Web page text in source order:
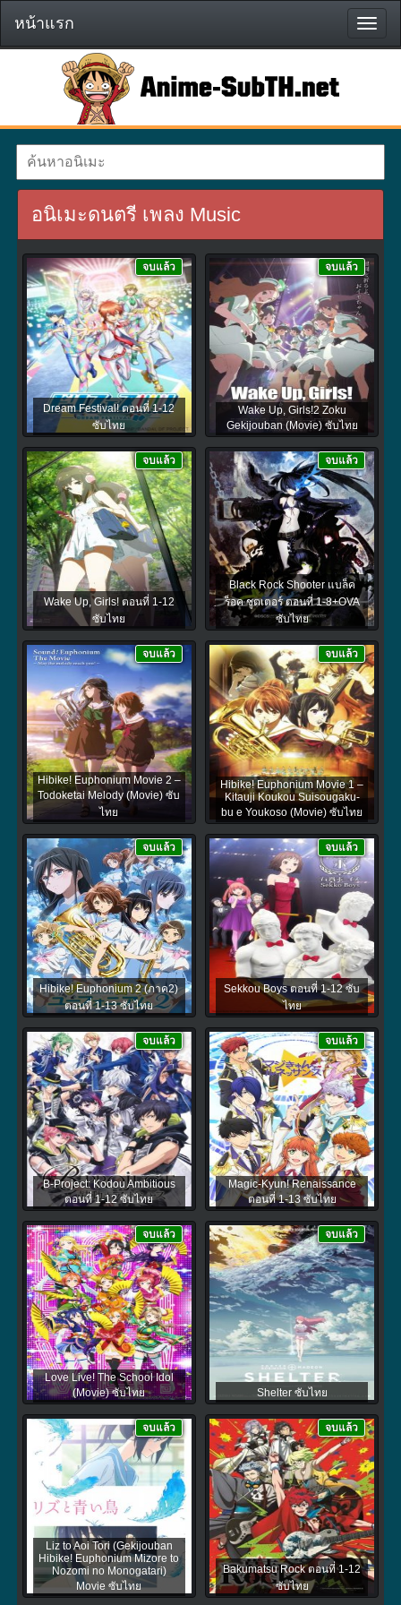
หน้า
แรก
หน้าแรก
อนิเมะดนตรี เพลง Music
Dream Festival! ตอนที่ 1-12
ซับไทย
จบแล้ว
Wake Up, Girls!2 Zoku
Gekijouban (Movie) ซับไทย
จบแล้ว
Wake Up, Girls! ตอนที่ 1-12
ซับไทย
จบแล้ว
Black Rock Shooter แบล็ค
ร็อค ชูตเตอร์ ตอนที่ 1-8+OVA
ซับไทย
จบแล้ว
Hibike! Euphonium Movie 2 –
Todoketai Melody (Movie) ซับ
ไทย
จบแล้ว
Hibike! Euphonium Movie 1 –
Kitauji Koukou Suisougaku-
bu e Youkoso (Movie) ซับไทย
จบแล้ว
Hibike! Euphonium 2 (ภาค2)
ตอนที่ 1-13 ซับไทย
จบแล้ว
Sekkou Boys ตอนที่ 1-12 ซับ
ไทย
จบแล้ว
B-Project: Kodou Ambitious
ตอนที่ 1-12 ซับไทย
จบแล้ว
Magic-Kyun! Renaissance
ตอนที่ 1-13 ซับไทย
จบแล้ว
Love Live! The School Idol
(Movie) ซับไทย
จบแล้ว
Shelter ซับไทย
จบแล้ว
Liz to Aoi Tori (Gekijouban
Hibike! Euphonium Mizore to
Nozomi no Monogatari)
Movie ซับไทย
จบแล้ว
Bakumatsu Rock ตอนที่ 1-12
ซับไทย
จบแล้ว